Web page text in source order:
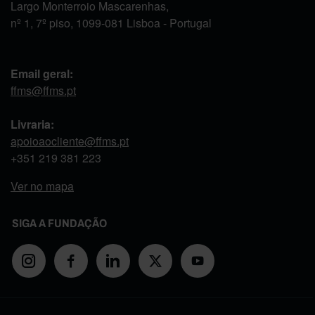
Largo Monterroio Mascarenhas,
nº 1, 7º piso, 1099-081 Lisboa - Portugal
Email geral:
ffms@ffms.pt
Livraria:
apoioaocliente@ffms.pt
+351 219 381 223
Ver no mapa
SIGA A FUNDAÇÃO